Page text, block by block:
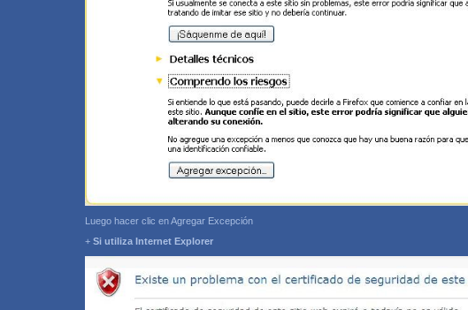
Luego hacer clic en Agregar Excepción
+ Si utiliza Internet Explorer